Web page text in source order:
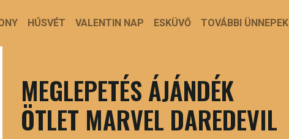
HÚSVÉT VALENTIN NAP ESKÜVŐ TOVÁBBI ÜNNEPEK
MEGLEPETÉS ÁJÁNDÉK
ÖTLET MARVEL DAREDEVIL